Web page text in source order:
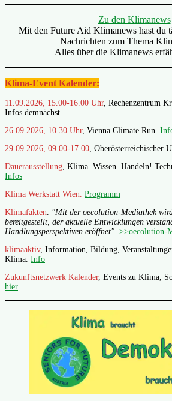
Zu den Klimanews
Mit den Future Aid Klimanews hast du
Nachrichten zum Thema
Alles über die Klimanews
Klima-Event Kalender:
11.09.2026, 15.00-16.00 Uhr, Rechenzentrum
Infos demnächst
26.09.2026, 10.30 Uhr, Vienna Climate Run.
29.09.2026, 09.00-17.00, Oberösterreichischer
Dauerausstellung, Klima. Wissen. Handeln!
Infos
Klima Werkstatt Wien. Programm
Klimafakten. "Mit der oecolution-Mediathek
bereitgestellt, der aktuelle Entwicklungen
Handlungsperspektiven eröffnet". >>oecolution-
klimaaktiv, Information, Bildung,
Klima. Info
Zukunftsnetzwerk Kalender, Events zu Klima,
hier